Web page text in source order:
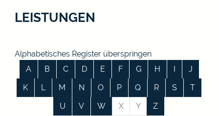
LEISTUNGEN
Alphabetisches Register überspringen
A
B C D E F G H I
J
K
L M N O P Q R S
T
U
V W X Y Z